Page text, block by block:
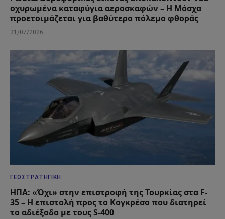
οχυρωμένα καταφύγια αεροσκαφών – Η Μόσχα
προετοιμάζεται για βαθύτερο πόλεμο φθοράς
31/07/2026
ΓΕΩΣΤΡΑΤΗΓΙΚΉ
ΗΠΑ: «Όχι» στην επιστροφή της Τουρκίας στα F-
35 – Η επιστολή προς το Κογκρέσο που διατηρεί
το αδιέξοδο με τους S-400